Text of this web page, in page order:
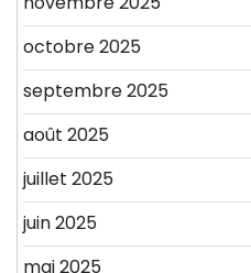
octobre 2025
septembre 2025
août 2025
juillet 2025
juin 2025
mai 2025